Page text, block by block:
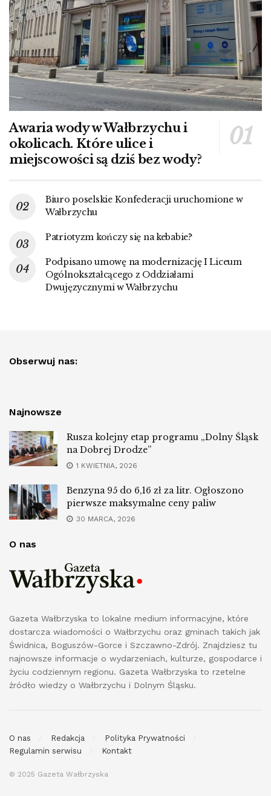
Awaria wody w Wałbrzychu i
okolicach. Które ulice i
miejscowości są dziś bez wody?
Biuro poselskie Konfederacji uruchomione w
Wałbrzychu
Patriotyzm kończy się na kebabie?
Podpisano umowę na modernizację I Liceum
Ogólnokształcącego z Oddziałami
Dwujęzycznymi w Wałbrzychu
Obserwuj nas:
Najnowsze
Rusza kolejny etap programu „Dolny Śląsk
na Dobrej Drodze”
1 KWIETNIA, 2026
Benzyna 95 do 6,16 zł za litr. Ogłoszono
pierwsze maksymalne ceny paliw
30 MARCA, 2026
O nas
Gazeta Wałbrzyska to lokalne medium informacyjne, które
dostarcza wiadomości o Wałbrzychu oraz gminach takich jak
Świdnica, Boguszów-Gorce i Szczawno-Zdrój. Znajdziesz tu
najnowsze informacje o wydarzeniach, kulturze, gospodarce i
życiu codziennym regionu. Gazeta Wałbrzyska to rzetelne
źródło wiedzy o Wałbrzychu i Dolnym Śląsku.
O nas Redakcja
Polityka Prywatności
Regulamin serwisu
Kontakt
© 2025 Gazeta Wałbrzyska